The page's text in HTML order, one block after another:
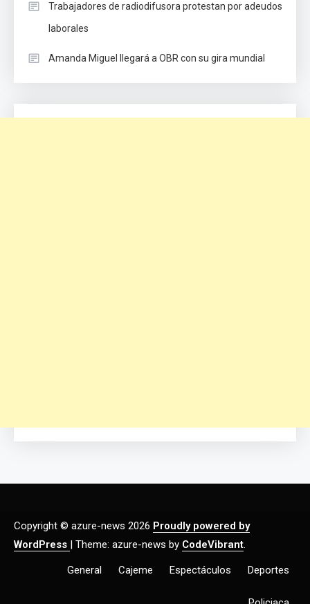
Trabajadores de radiodifusora protestan por adeudos
laborales
Amanda Miguel llegará a OBR con su gira mundial
Copyright © azure-news 2026 Proudly powered by
WordPress | Theme: azure-news by CodeVibrant
General Cajeme Espectáculos Deportes